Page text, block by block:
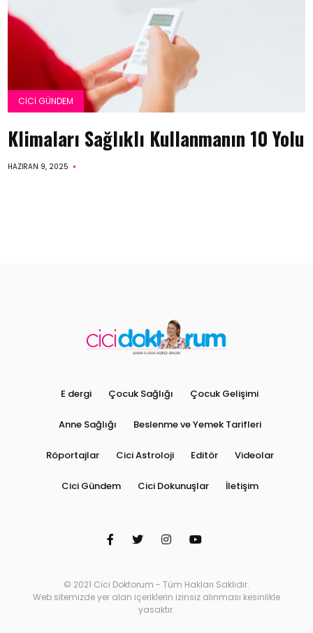
CICI GÜNDEM
Klimaları Sağlıklı Kullanmanın 10 Yolu
HAZIRAN 9, 2025
E dergi Çocuk Sağlığı Çocuk Gelişimi
Anne Sağlığı Beslenme ve Yemek Tarifleri
Röportajlar Cici Astroloji Editör Videolar
Cici Gündem Cici Dokunuşlar İletişim
© 2021 Cici Doktorum - Tüm Hakları Saklıdır.
Web sitemizde yer alan içeriklerin izinsiz alınması kesinlikle
yasaktır.